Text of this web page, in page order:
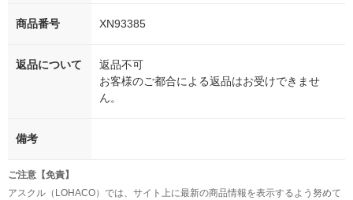
商品番号 XN93385
返品について
返品不可
お客様のご都合による返品はお受けできませ
ん。
備考
ご注意【免責】
アスクル（LOHACO）では、サイト上に最新の商品情報を表示するよう努めて